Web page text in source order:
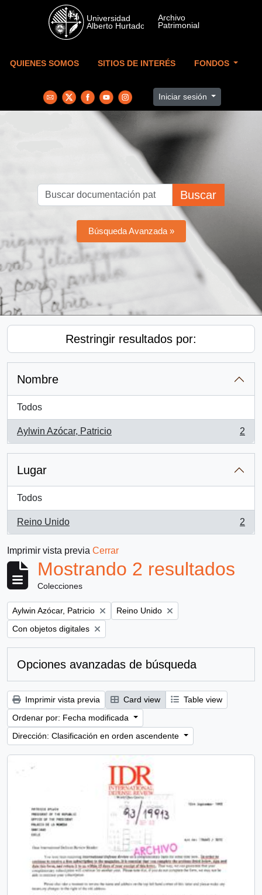
Skip to main content
QUIENES SOMOS SITIOS DE INTERÉS FONDOS
Iniciar sesión
Buscar
Búsqueda Avanzada »
Restringir resultados por:
Nombre
Todos
Aylwin Azócar, Patricio
, 2 resultados
2
Lugar
Todos
Reino Unido
, 2 resultados
2
Imprimir vista previa Cerrar
Mostrando 2 resultados
Colecciones
Remove filter:
Aylwin Azócar, Patricio Remove filter:
Reino Unido
Remove filter:
Con objetos digitales
Opciones avanzadas de búsqueda
Imprimir vista previa Card view
Table view
Ordenar por: Fecha modificada
Dirección: Clasificación en orden ascendente